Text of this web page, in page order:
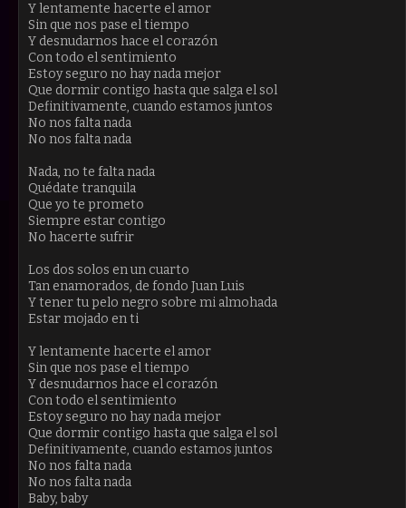
Y lentamente hacerte el amor
Sin que nos pase el tiempo
Y desnudarnos hace el corazón
Con todo el sentimiento
Estoy seguro no hay nada mejor
Que dormir contigo hasta que salga el sol
Definitivamente, cuando estamos juntos
No nos falta nada
No nos falta nada
Nada, no te falta nada
Quédate tranquila
Que yo te prometo
Siempre estar contigo
No hacerte sufrir
Los dos solos en un cuarto
Tan enamorados, de fondo Juan Luis
Y tener tu pelo negro sobre mi almohada
Estar mojado en ti
Y lentamente hacerte el amor
Sin que nos pase el tiempo
Y desnudarnos hace el corazón
Con todo el sentimiento
Estoy seguro no hay nada mejor
Que dormir contigo hasta que salga el sol
Definitivamente, cuando estamos juntos
No nos falta nada
No nos falta nada
Baby, baby